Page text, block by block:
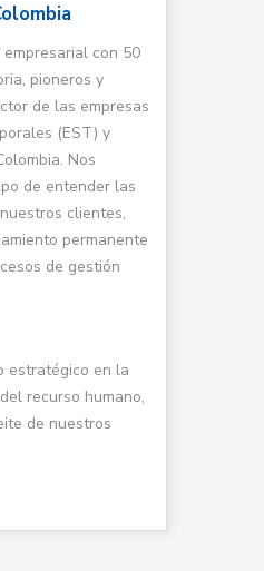
con 50
pioneros y
de las empresas
(EST) y
Nos
de entender las
clientes,
permanente
de gestión
estratégico en la
recurso humano,
de nuestros